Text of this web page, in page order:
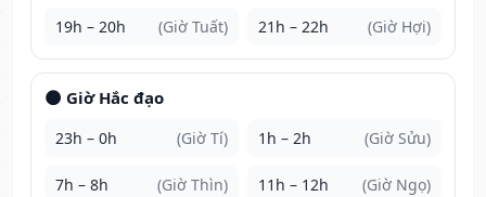
19h – 20h (Giờ Tuất) 21h – 22h (Giờ Hợi)
🌑 Giờ Hắc đạo
23h – 0h (Giờ Tí) 1h – 2h (Giờ Sửu)
7h – 8h (Giờ Thìn) 11h – 12h (Giờ Ngọ)